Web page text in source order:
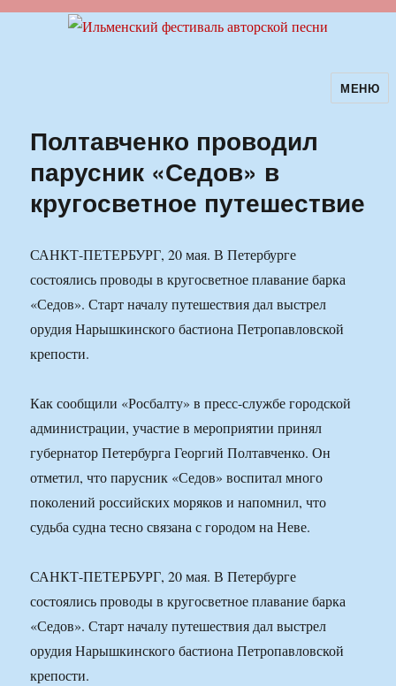
Ильменский фестиваль авторскойМЕНЮ
Полтавченко проводил
парусник «Седов» в
кругосветное путешествие
САНКТ-ПЕТЕРБУРГ, 20 мая. В Петербурге
состоялись проводы в кругосветное плавание барка
«Седов». Старт началу путешествия дал выстрел
орудия Нарышкинского бастиона Петропавловской
крепости.
Как сообщили «Росбалту» в пресс-службе городской
администрации, участие в мероприятии принял
губернатор Петербурга Георгий Полтавченко. Он
отметил, что парусник «Седов» воспитал много
поколений российских моряков и напомнил, что
судьба судна тесно связана с городом на Неве.
САНКТ-ПЕТЕРБУРГ, 20 мая. В Петербурге
состоялись проводы в кругосветное плавание барка
«Седов». Старт началу путешествия дал выстрел
орудия Нарышкинского бастиона Петропавловской
крепости.